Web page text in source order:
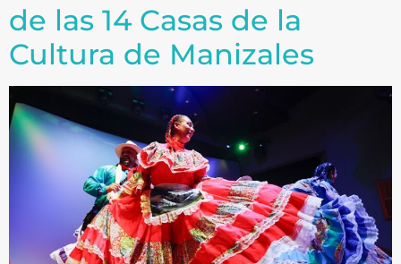
de las 14 Casas de la
Cultura de Manizales